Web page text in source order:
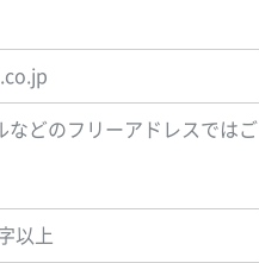
どのフリーアドレスではご